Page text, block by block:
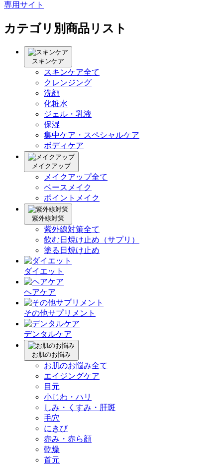
専用サイト
カテゴリ別商品リスト
スキンケア
スキンケア全て
クレンジング
洗顔
化粧水
ジェル・乳液
保湿
集中ケア・スペシャルケア
ボディケア
メイクアップ
メイクアップ全て
ベースメイク
ポイントメイク
紫外線対策
紫外線対策全て
飲む日焼け止め（サプリ）
塗る日焼け止め
ダイエット
ヘアケア
その他サプリメント
デンタルケア
お肌のお悩み
お肌のお悩み全て
エイジングケア
目元
小じわ・ハリ
しみ・くすみ・肝斑
毛穴
にきび
赤み・赤ら顔
乾燥
首元